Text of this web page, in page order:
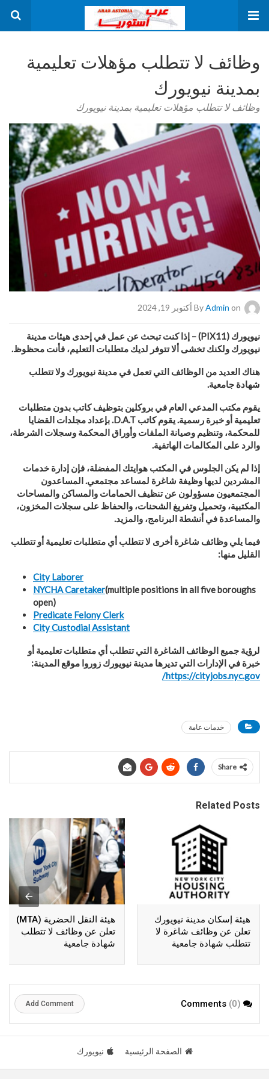
وظائف لا تتطلب مؤهلات تعليمية
بمدينة نيويورك
وظائف لا تتطلب مؤهلات تعليمية بمدينة نيويورك
By Admin on أكتوبر 19, 2024
نيويورك (PIX11) – إذا كنت تبحث عن عمل في إحدى هيئات مدينة
نيويورك ولكنك تخشى ألا تتوفر لديك متطلبات التعليم، فأنت محظوظ.
هناك العديد من الوظائف التي تعمل في مدينة نيويورك ولا تتطلب
شهادة جامعية.
يقوم مكتب المدعي العام في بروكلين بتوظيف كاتب بدون متطلبات
تعليمية أو خبرة رسمية. يقوم كاتب D.A.T. بإعداد مجلدات القضايا
للمحكمة، وتنظيم وصيانة الملفات وأوراق المحكمة وسجلات الشرطة،
والرد على المكالمات الهاتفية.
إذا لم يكن الجلوس في المكتب هوايتك المفضلة، فإن إدارة خدمات
المشردين لديها وظيفة شاغرة لمساعد مجتمعي. المساعدون
المجتمعيون مسؤولون عن تنظيف الحمامات والمساكن والمساحات
المكتبية، وتحميل وتفريغ الشحنات، والحفاظ على سجلات المخزون،
والمساعدة في أنشطة البرنامج، والمزيد.
فيما يلي وظائف شاغرة أخرى لا تتطلب أي متطلبات تعليمية أو تتطلب
القليل منها:
City Laborer
NYCHA Caretaker(multiple positions in all five boroughs
open)
Predicate Felony Clerk
City Custodial Assistant
لرؤية جميع الوظائف الشاغرة التي تتطلب أي متطلبات تعليمية أو
خبرة في الإدارات التي تديرها مدينة نيويورك زوروا موقع المدينة:
https://cityjobs.nyc.gov
/
خدمات عامة
Share
Related Posts
هيئة إسكان مدينة نيويورك
تعلن عن وظائف شاغرة لا
تتطلب شهادة جامعية
هيئة النقل الحضرية (MTA)
تعلن عن وظائف لا تتطلب
شهادة جامعية
(0)
Add Comment
الصفحة الرئيسية نيويورك